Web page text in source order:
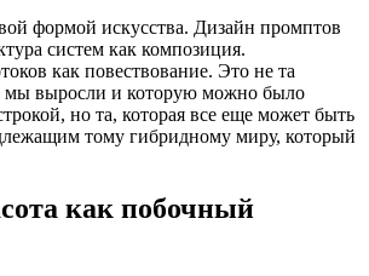
формой искусства. Дизайн промптов
систем как композиция.
как повествование. Это не та
мы выросли и которую можно было
но та, которая все еще может быть
тому гибридному миру, который
как побочный